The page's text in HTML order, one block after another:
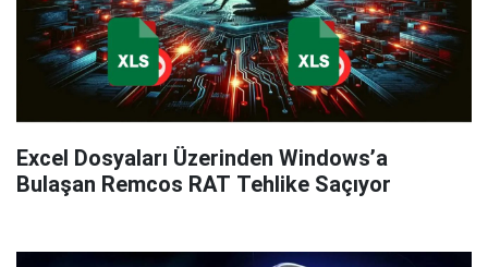
Excel Dosyaları Üzerinden Windows’a
Bulaşan Remcos RAT Tehlike Saçıyor